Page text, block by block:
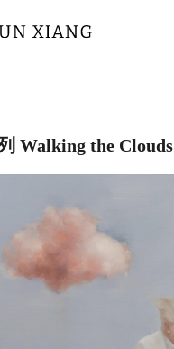
Walking the Clouds